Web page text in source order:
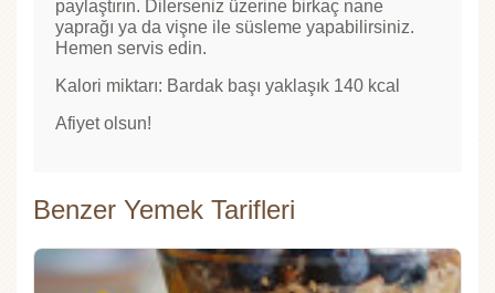
paylaştırın. Dilerseniz üzerine birkaç nane
yaprağı ya da vişne ile süsleme yapabilirsiniz.
Hemen servis edin.
Kalori miktarı: Bardak başı yaklaşık 140 kcal
Afiyet olsun!
Benzer Yemek Tarifleri